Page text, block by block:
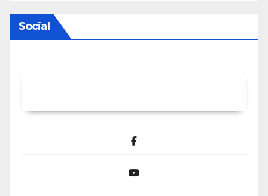
Social
Facebook
YouTube